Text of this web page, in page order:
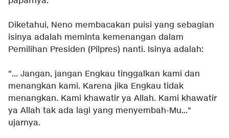
Diketahui, Neno membacakan puisi yang sebagian
isinya adalah meminta kemenangan dalam
Pemilihan Presiden (Pilpres) nanti. Isinya adalah:
"... Jangan, jangan Engkau tinggalkan kami dan
menangkan kami. Karena jika Engkau tidak
menangkan. Kami khawatir ya Allah. Kami khawatir
ya Allah tak ada lagi yang menyembah-Mu..."
ujarnya.